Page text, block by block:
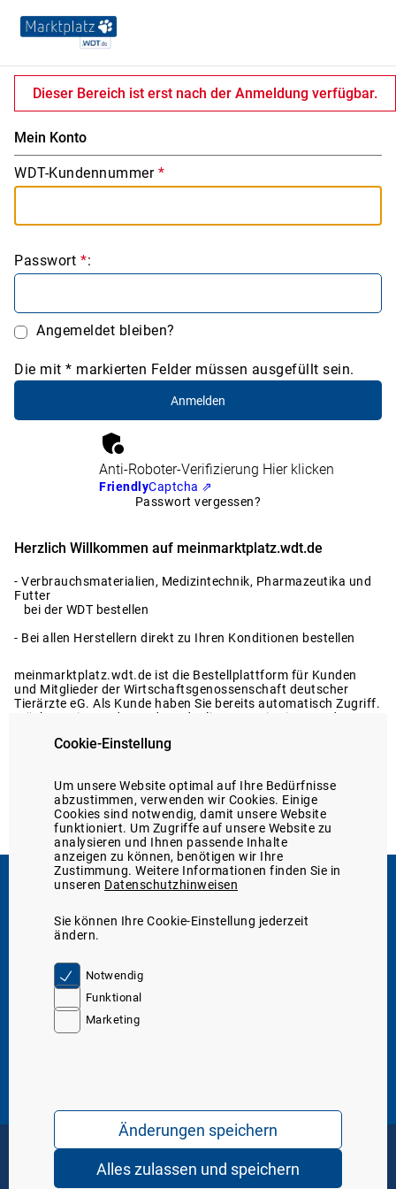
Dieser Bereich ist erst nach der Anmeldung verfügbar.
Mein Konto
WDT-Kundennummer *
Passwort *:
Angemeldet bleiben?
Die mit * markierten Felder müssen ausgefüllt sein.
Anti-Roboter-Verifizierung Hier klicken
FriendlyCaptcha ⇗
Passwort vergessen?
Herzlich Willkommen auf meinmarktplatz.wdt.de
- Verbrauchsmaterialien, Medizintechnik, Pharmazeutika und
Futter
bei der WDT bestellen
- Bei allen Herstellern direkt zu Ihren Konditionen bestellen
meinmarktplatz.wdt.de ist die Bestellplattform für Kunden
und Mitglieder der Wirtschaftsgenossenschaft deutscher
Tierärzte eG. Als Kunde haben Sie bereits automatisch Zugriff.
Möchten Sie Kunde werden oder liegen Registrierungsdaten
Dann melden Sie sich gerne bei uns.
Registrierung anfragen
Sie erreichen uns
telefonisch unter:
05131/705-131
Server IP. 10
Über den Marktplatz
Formular: Meldung einer Nebenwirkung
WDT-Katalog 2026 (digital)
Häufig gestellte Fragen (FAQ)
Fracht- und Rechnungsversand
Copyright © 2026 WDT - das Tierarztunternehmen. Alle Rechte
AGB Impressum
Cookie-Einstellung
Um unsere Website optimal auf Ihre Bedürfnisse
abzustimmen, verwenden wir Cookies. Einige
Cookies sind notwendig, damit unsere Website
funktioniert. Um Zugriffe auf unsere Website zu
analysieren und Ihnen passende Inhalte
anzeigen zu können, benötigen wir Ihre
Zustimmung. Weitere Informationen finden Sie in
unseren Datenschutzhinweisen
Sie können Ihre Cookie-Einstellung jederzeit
ändern.
Notwendig
Funktional
Marketing
Änderungen speichern
Alles zulassen und speichern